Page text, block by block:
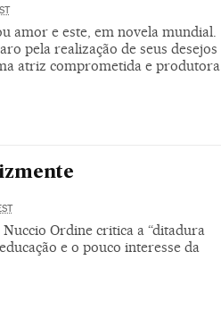
amor e este, em novela mundial.
pela realização de seus desejos
atriz comprometida e produtora
Ordine critica a “ditadura
e o pouco interesse da